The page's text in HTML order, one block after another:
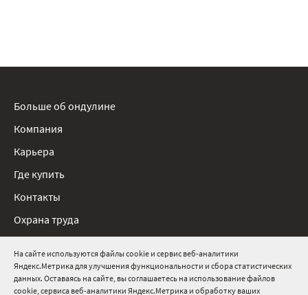
На сайте используются файлы cookie и сервис веб-аналитики
Яндекс.Метрика для улучшения функциональности и сбора статистических
данных. Оставаясь на сайте, вы соглашаетесь на использование файлов
cookie, сервиса веб-аналитики Яндекс.Метрика и обработку ваших
8 800 511 91 82
Больше об ондулине
Компания
Карьера
Где купить
Контакты
Охрана труда